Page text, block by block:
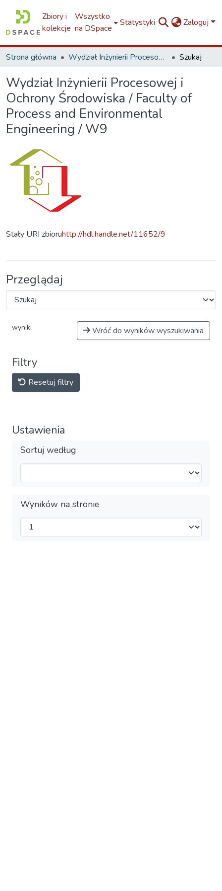
Zbiory i
kolekcje
Wszystko
na DSpace
Statystyki Zaloguj
Strona główna Wydział Inżynierii Procesowej i Ochrony Środowiska / Faculty of Process and Environmental Engineering / W9 Szukaj
Wydział Inżynierii Procesowej i
Ochrony Środowiska / Faculty of
Process and Environmental
Engineering / W9
Stały URI zbioruhttp://hdl.handle.net/11652/9
Przeglądaj
wyniki Wróć do wyników wyszukiwania
Filtry
Resetuj filtry
Ustawienia
Sortuj według
Wyników na stronie